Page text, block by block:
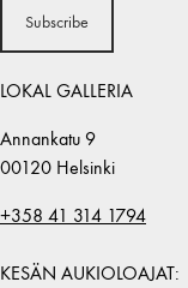
Subscribe
LOKAL GALLERIA
Annankatu 9
00120 Helsinki
+358 41 314 1794
KESÄN AUKIOLOAJAT: